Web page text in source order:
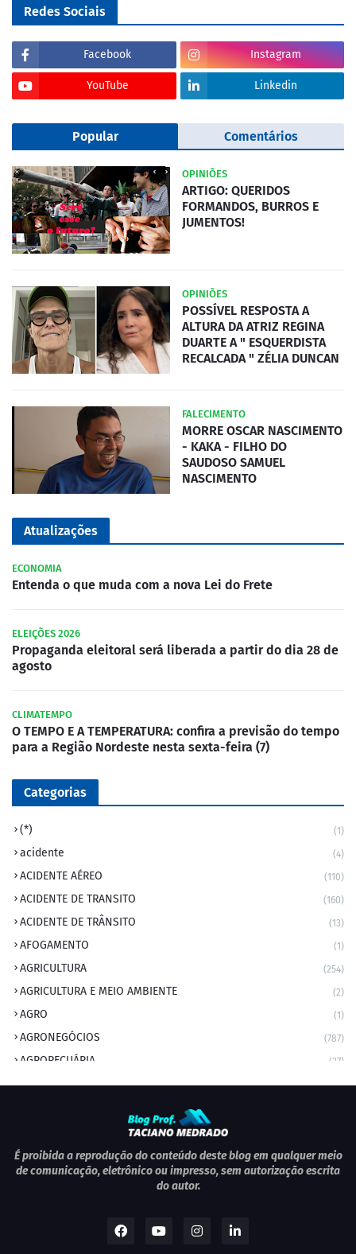
Redes Sociais
Facebook Instagram
YouTube Linkedin
Popular Comentários
OPINIÕES
ARTIGO: QUERIDOS
FORMANDOS, BURROS E
JUMENTOS!
OPINIÕES
POSSÍVEL RESPOSTA A
ALTURA DA ATRIZ REGINA
DUARTE A " ESQUERDISTA
RECALCADA " ZÉLIA DUNCAN
FALECIMENTO
MORRE OSCAR NASCIMENTO
- KAKA - FILHO DO
SAUDOSO SAMUEL
NASCIMENTO
Atualizações
ECONOMIA
Entenda o que muda com a nova Lei do Frete
ELEIÇÕES 2026
Propaganda eleitoral será liberada a partir do dia 28 de
agosto
CLIMATEMPO
O TEMPO E A TEMPERATURA: confira a previsão do tempo
para a Região Nordeste nesta sexta-feira (7)
Categorias
(*) (1)
acidente (4)
ACIDENTE AÉREO (110)
ACIDENTE DE TRANSITO (160)
ACIDENTE DE TRÂNSITO (13)
AFOGAMENTO (1)
AGRICULTURA (254)
AGRICULTURA E MEIO AMBIENTE (2)
AGRO (1)
AGRONEGÓCIOS (787)
AGROPECUÁRIA (37)
AMBIENTE (9)
ANIVERSÁRIO DA CIDADE
ANIVERSÁRIOS (1)
APEXBRASIL (1)
É proibida a reprodução do conteúdo deste blog em qualquer meio
de comunicação, eletrônico ou impresso, sem autorização escrita
do autor.